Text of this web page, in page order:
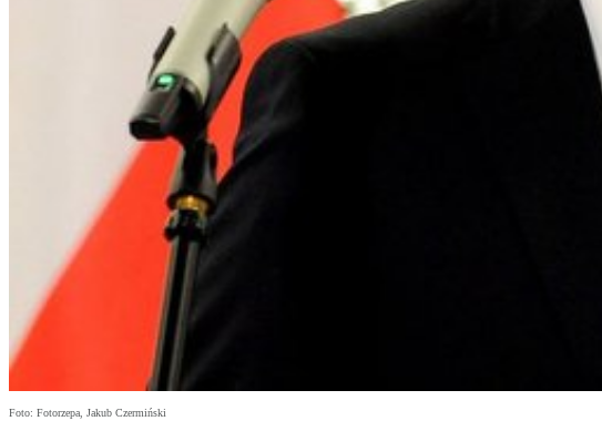
Foto: Fotorzepa, Jakub Czermiński